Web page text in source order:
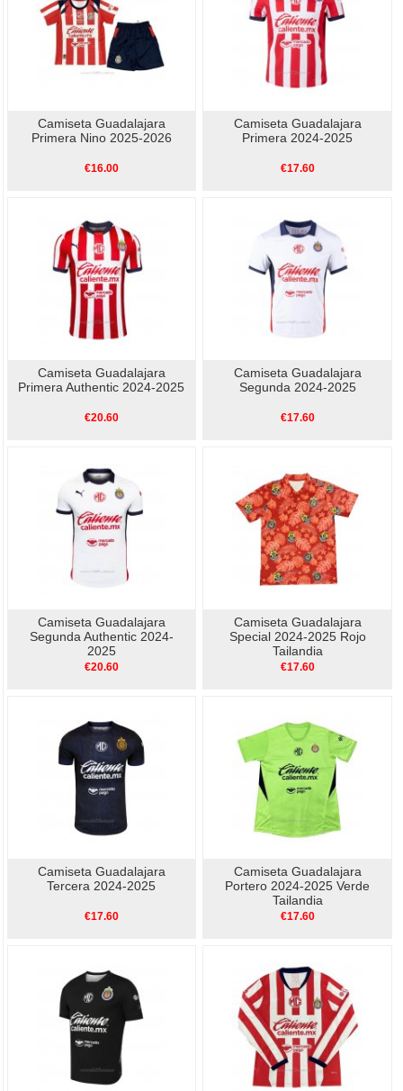
Camiseta Guadalajara
Primera Nino 2025-2026
€16.00
Camiseta Guadalajara
Primera 2024-2025
€17.60
Camiseta Guadalajara
Primera Authentic 2024-2025
€20.60
Camiseta Guadalajara
Segunda 2024-2025
€17.60
Camiseta Guadalajara
Segunda Authentic 2024-
2025
€20.60
Camiseta Guadalajara
Special 2024-2025 Rojo
Tailandia
€17.60
Camiseta Guadalajara
Tercera 2024-2025
€17.60
Camiseta Guadalajara
Portero 2024-2025 Verde
Tailandia
€17.60